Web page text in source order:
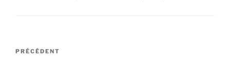
Navigation
Article
PRÉCÉDENT